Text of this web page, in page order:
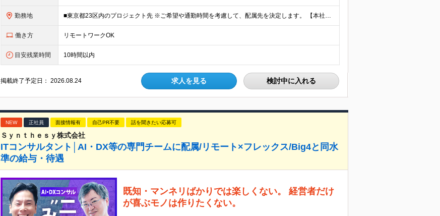
勤務地 ■東京都23区内のプロジェクト先 ※ご希望や通勤時間を考慮して、配属先を決定します。 【本社】 東京都新宿区西新宿4-10-19 3階 ＼オフィス移転！デスクも心機一転アップデート！／ 全席に
働き方 リモートワークOK
目安残業時間 10時間以内
掲載終了予定日：2026.08.24 求人を見る 検討中に入れる
NEW 正社員 面接情報有 自己PR不要 話を聞きたい応募可
Ｓｙｎｔｈｅｓｙ株式会社
ITコンサルタント│AI・DX等の専門チームに配属/リモート×フレックス/Big4と同水
準の給与・待遇
既知・マンネリばかりでは楽しくない。 経営者だけ
が喜ぶモノは作りたくない。